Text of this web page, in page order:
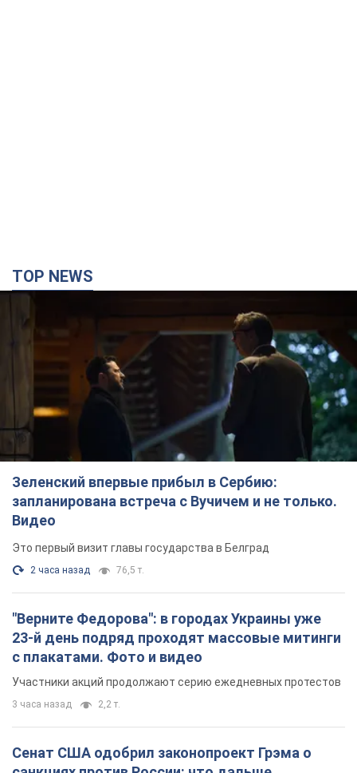
TOP NEWS
Зеленский впервые прибыл в Сербию:
запланирована встреча с Вучичем и не только.
Видео
Это первый визит главы государства в Белград
2 часа назад 76,5 т.
"Верните Федорова": в городах Украины уже
23-й день подряд проходят массовые митинги
с плакатами. Фото и видео
Участники акций продолжают серию ежедневных протестов
3 часа назад 2,2 т.
Сенат США одобрил законопроект Грэма о